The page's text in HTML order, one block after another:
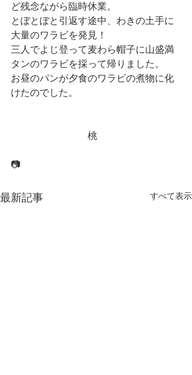
ど残念ながら臨時休業。
とぼとぼと引返す途中、わきの土手に
大量のワラビを発見！
三人でよじ登って麦わら帽子に山盛満
タンのワラビを採って帰りました。
お昼のパンが夕食のワラビの煮物に化
けたのでした。
桃
📷
最新記事 すべて表示